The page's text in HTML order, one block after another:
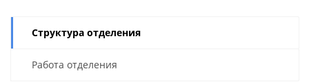
Структура отделения
Работа отделения